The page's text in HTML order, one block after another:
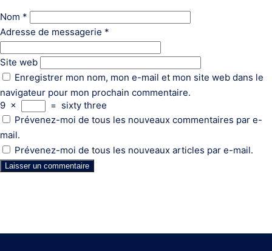
Nom *
Adresse de messagerie *
Site web
Enregistrer mon nom, mon e-mail et mon site web dans le
navigateur pour mon prochain commentaire.
9 × = sixty three
Prévenez-moi de tous les nouveaux commentaires par e-
mail.
Prévenez-moi de tous les nouveaux articles par e-mail.